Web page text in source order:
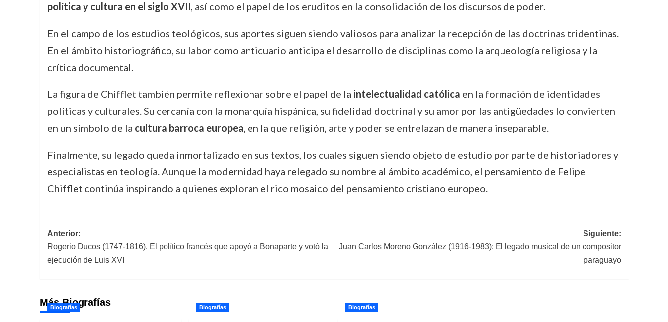
política y cultura en el siglo XVII, así como el papel de los eruditos en la consolidación de los discursos de poder.
En el campo de los estudios teológicos, sus aportes siguen siendo valiosos para analizar la recepción de las doctrinas tridentinas.
En el ámbito historiográfico, su labor como anticuario anticipa el desarrollo de disciplinas como la arqueología religiosa y la
crítica documental.
La figura de Chifflet también permite reflexionar sobre el papel de la intelectualidad católica en la formación de identidades
políticas y culturales. Su cercanía con la monarquía hispánica, su fidelidad doctrinal y su amor por las antigüedades lo convierten
en un símbolo de la cultura barroca europea, en la que religión, arte y poder se entrelazan de manera inseparable.
Finalmente, su legado queda inmortalizado en sus textos, los cuales siguen siendo objeto de estudio por parte de historiadores y
especialistas en teología. Aunque la modernidad haya relegado su nombre al ámbito académico, el pensamiento de Felipe
Chifflet continúa inspirando a quienes exploran el rico mosaico del pensamiento cristiano europeo.
Navegación
de
Anterior:
Rogerio Ducos (1747-1816). El político francés que apoyó a Bonaparte y votó la
ejecución de Luis XVI
Siguiente:
Juan Carlos Moreno González (1916-1983): El legado musical de un compositor
paraguayo
Más Biografías
Biografías Biografías Biografías